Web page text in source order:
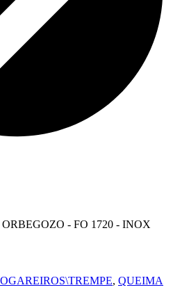
- FO 1720 - INOX
, QUEIMA